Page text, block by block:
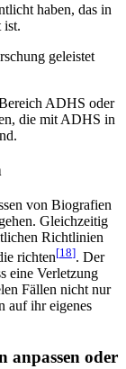
haben, das in
ist.
geleistet
ADHS oder
die mit ADHS in
von Biografien
Gleichzeitig
Richtlinien
richten[18]. Der
eine Verletzung
Fällen nicht nur
auf ihr eigenes
anpassen oder